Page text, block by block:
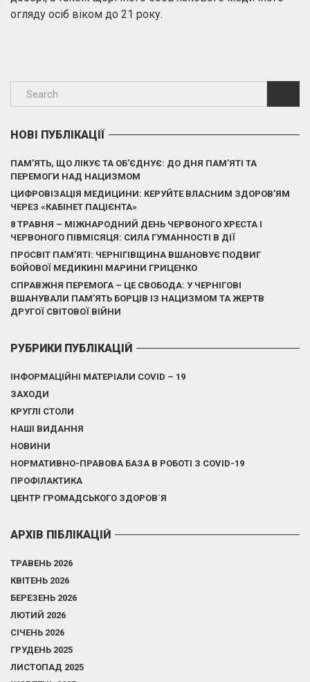
огляду осіб віком до 21 року.
НОВІ ПУБЛІКАЦІЇ
ПАМ’ЯТЬ, ЩО ЛІКУЄ ТА ОБ’ЄДНУЄ: ДО ДНЯ ПАМ’ЯТІ ТА
ПЕРЕМОГИ НАД НАЦИЗМОМ
ЦИФРОВІЗАЦІЯ МЕДИЦИНИ: КЕРУЙТЕ ВЛАСНИМ ЗДОРОВ’ЯМ
ЧЕРЕЗ «КАБІНЕТ ПАЦІЄНТА»
8 ТРАВНЯ – МІЖНАРОДНИЙ ДЕНЬ ЧЕРВОНОГО ХРЕСТА І
ЧЕРВОНОГО ПІВМІСЯЦЯ: СИЛА ГУМАННОСТІ В ДІЇ
ПРОСВІТ ПАМ’ЯТІ: ЧЕРНІГІВЩИНА ВШАНОВУЄ ПОДВИГ
БОЙОВОЇ МЕДИКИНІ МАРИНИ ГРИЦЕНКО
СПРАВЖНЯ ПЕРЕМОГА – ЦЕ СВОБОДА: У ЧЕРНІГОВІ
ВШАНУВАЛИ ПАМ’ЯТЬ БОРЦІВ ІЗ НАЦИЗМОМ ТА ЖЕРТВ
ДРУГОЇ СВІТОВОЇ ВІЙНИ
РУБРИКИ ПУБЛІКАЦІЙ
ІНФОРМАЦІЙНІ МАТЕРІАЛИ COVID – 19
ЗАХОДИ
КРУГЛІ СТОЛИ
НАШІ ВИДАННЯ
НОВИНИ
НОРМАТИВНО-ПРАВОВА БАЗА В РОБОТІ З COVID-19
ПРОФІЛАКТИКА
ЦЕНТР ГРОМАДСЬКОГО ЗДОРОВ`Я
АРХІВ ПІБЛІКАЦІЙ
ТРАВЕНЬ 2026
КВІТЕНЬ 2026
БЕРЕЗЕНЬ 2026
ЛЮТИЙ 2026
СІЧЕНЬ 2026
ГРУДЕНЬ 2025
ЛИСТОПАД 2025